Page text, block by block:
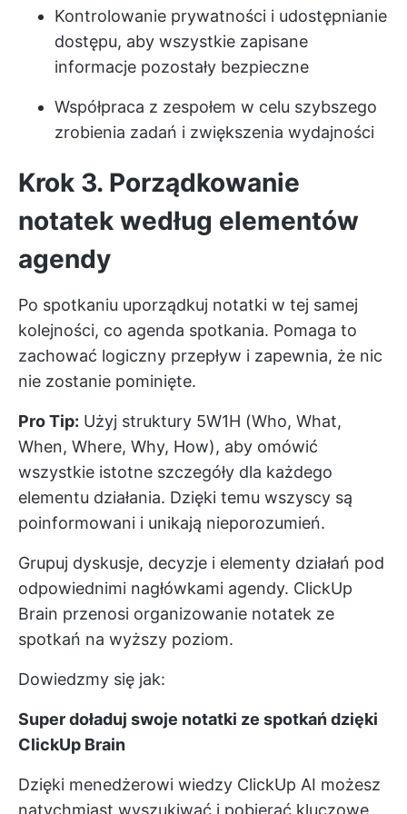
Kontrolowanie prywatności i udostępnianie
dostępu, aby wszystkie zapisane
informacje pozostały bezpieczne
Współpraca z zespołem w celu szybszego
zrobienia zadań i zwiększenia wydajności
Krok 3. Porządkowanie
notatek według elementów
agendy
Po spotkaniu uporządkuj notatki w tej samej
kolejności, co agenda spotkania. Pomaga to
zachować logiczny przepływ i zapewnia, że nic
nie zostanie pominięte.
Pro Tip: Użyj struktury 5W1H (Who, What,
When, Where, Why, How), aby omówić
wszystkie istotne szczegóły dla każdego
elementu działania. Dzięki temu wszyscy są
poinformowani i unikają nieporozumień.
Grupuj dyskusje, decyzje i elementy działań pod
odpowiednimi nagłówkami agendy. ClickUp
Brain przenosi organizowanie notatek ze
spotkań na wyższy poziom.
Dowiedzmy się jak:
Super doładuj swoje notatki ze spotkań dzięki
ClickUp Brain
Dzięki menedżerowi wiedzy ClickUp AI możesz
natychmiast wyszukiwać i pobierać kluczowe